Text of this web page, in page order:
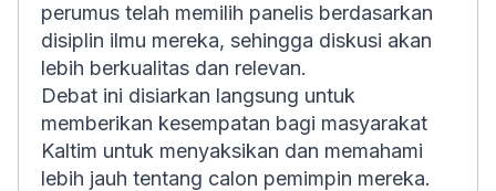
perumus telah memilih panelis berdasarkan
disiplin ilmu mereka, sehingga diskusi akan
lebih berkualitas dan relevan.
Debat ini disiarkan langsung untuk
memberikan kesempatan bagi masyarakat
Kaltim untuk menyaksikan dan memahami
lebih jauh tentang calon pemimpin mereka.